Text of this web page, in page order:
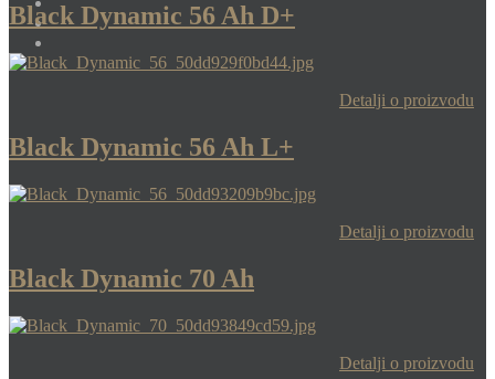
Black Dynamic 56 Ah D+
Detalji o proizvodu
Black Dynamic 56 Ah L+
Detalji o proizvodu
Black Dynamic 70 Ah
Detalji o proizvodu